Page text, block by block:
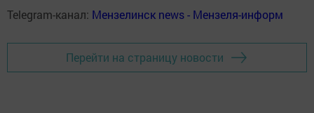
Telegram-канал: Мензелинск news - Мензеля-информ
Перейти на страницу новости